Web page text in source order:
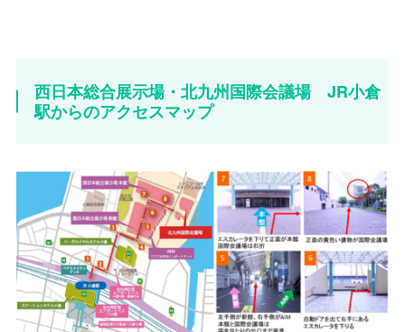
西日本総合展示場・北九州国際会議場 JR小倉
駅からのアクセスマップ